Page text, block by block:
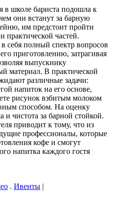
школе бариста подошла к
они встанут за барную
им предстоит пройти
практической частей.
себя полный спектр вопросов
приготовлению, затрагивая
выпускнику
материал. В практической
различные задачи:
напиток на его основе,
рисунок взбитым молоком
способом. На оценку
и чистота за барной стойкой.
приводит к тому, что из
профессионалы, которые
кофе и смогут
напитка каждого гостя
. Ивенты |